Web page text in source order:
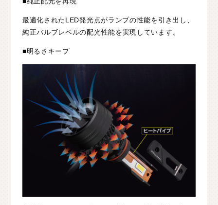
最適化されたLED発光点がランプの性能を引き出し、
純正バルブレベルの配光性能を実現しています。
■明るさキープ